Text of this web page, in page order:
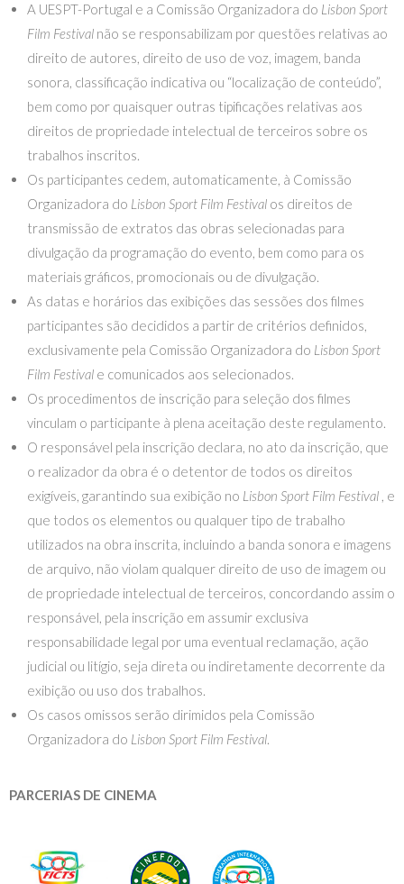
A UESPT-Portugal e a Comissão Organizadora do Lisbon Sport
Film Festival não se responsabilizam por questões relativas ao
direito de autores, direito de uso de voz, imagem, banda
sonora, classificação indicativa ou “localização de conteúdo”,
bem como por quaisquer outras tipificações relativas aos
direitos de propriedade intelectual de terceiros sobre os
trabalhos inscritos.
Os participantes cedem, automaticamente, à Comissão
Organizadora do Lisbon Sport Film Festival os direitos de
transmissão de extratos das obras selecionadas para
divulgação da programação do evento, bem como para os
materiais gráficos, promocionais ou de divulgação.
As datas e horários das exibições das sessões dos filmes
participantes são decididos a partir de critérios definidos,
exclusivamente pela Comissão Organizadora do Lisbon Sport
Film Festival e comunicados aos selecionados.
Os procedimentos de inscrição para seleção dos filmes
vinculam o participante à plena aceitação deste regulamento.
O responsável pela inscrição declara, no ato da inscrição, que
o realizador da obra é o detentor de todos os direitos
exigíveis, garantindo sua exibição no Lisbon Sport Film Festival , e
que todos os elementos ou qualquer tipo de trabalho
utilizados na obra inscrita, incluindo a banda sonora e imagens
de arquivo, não violam qualquer direito de uso de imagem ou
de propriedade intelectual de terceiros, concordando assim o
responsável, pela inscrição em assumir exclusiva
responsabilidade legal por uma eventual reclamação, ação
judicial ou litígio, seja direta ou indiretamente decorrente da
exibição ou uso dos trabalhos.
Os casos omissos serão dirimidos pela Comissão
Organizadora do Lisbon Sport Film Festival.
PARCERIAS DE CINEMA